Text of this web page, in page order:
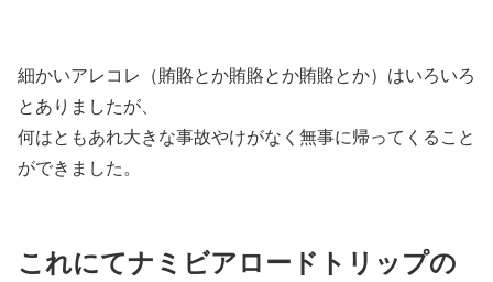
細かいアレコレ（賄賂とか賄賂とか賄賂とか）はいろいろ
とありましたが、
何はともあれ大きな事故やけがなく無事に帰ってくること
ができました。
これにてナミビアロードトリップの